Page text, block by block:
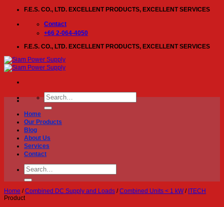
content
F.E.S. CO., LTD. EXCELLENT PRODUCTS, EXCELLENT SERVICES
Contact
+66 2-064-4050
F.E.S. CO., LTD. EXCELLENT PRODUCTS, EXCELLENT SERVICES
Search
for:
Home
Our Products
Blog
About Us
Services
Contact
Search
for:
Home / Combined DC Supply and Loads / Combined Units < 1 kW / ITECH
Product